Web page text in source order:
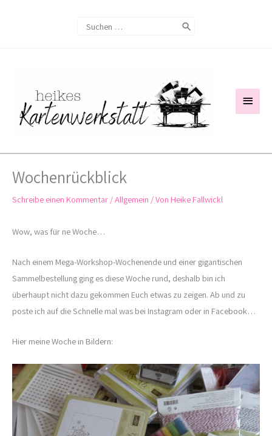
Search
Wochenrückblick
Schreibe einen Kommentar /Allgemein / Von Heike Fallwickl
Wow, was für ne Woche…
Nach einem Mega-Workshop-Wochenende und einer gigantischen
Sammelbestellung ging es diese Woche rund, deshalb bin ich
überhaupt nicht dazu gekommen Euch etwas zu zeigen. Ab und zu
poste ich auf die Schnelle mal was bei Instagram oder in Facebook…
Hier meine Woche in Bildern: